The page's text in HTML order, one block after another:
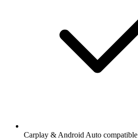
Carplay & Android Auto compatible